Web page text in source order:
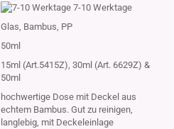
7-10 Werktage
Glas, Bambus, PP
50ml
15ml (Art.5415Z), 30ml (Art. 6629Z) &
50ml
hochwertige Dose mit Deckel aus
echtem Bambus. Gut zu reinigen,
langlebig, mit Deckeleinlage